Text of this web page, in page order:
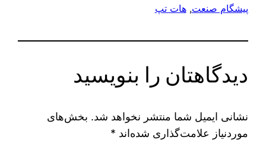
پیشگام صنعت, هات تپ
دیدگاهتان را بنویسید
نشانی ایمیل شما منتشر نخواهد شد. بخش‌های
موردنیاز علامت‌گذاری شده‌اند *